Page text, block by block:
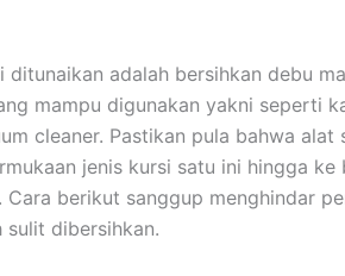
ditunaikan adalah bersihkan debu
mampu digunakan yakni seperti
cleaner. Pastikan pula bahwa alat
jenis kursi satu ini hingga ke
Cara berikut sanggup menghindar
sulit dibersihkan.